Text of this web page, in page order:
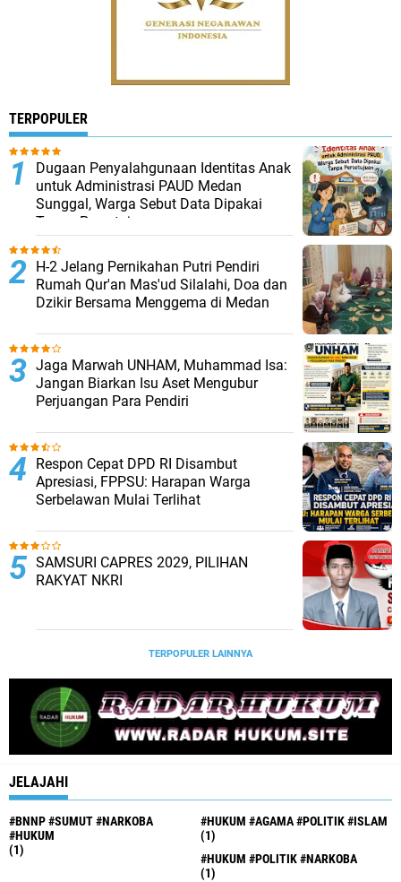
TERPOPULER
Dugaan Penyalahgunaan Identitas Anak
untuk Administrasi PAUD Medan
Sunggal, Warga Sebut Data Dipakai
Tanpa Persetujuan
H-2 Jelang Pernikahan Putri Pendiri
Rumah Qur'an Mas'ud Silalahi, Doa dan
Dzikir Bersama Menggema di Medan
Jaga Marwah UNHAM, Muhammad Isa:
Jangan Biarkan Isu Aset Mengubur
Perjuangan Para Pendiri
Respon Cepat DPD RI Disambut
Apresiasi, FPPSU: Harapan Warga
Serbelawan Mulai Terlihat
SAMSURI CAPRES 2029, PILIHAN
RAKYAT NKRI
TERPOPULER LAINNYA
JELAJAHI
#BNNP #SUMUT #NARKOBA
#HUKUM
(1)
#HUKUM #AGAMA #POLITIK #ISLAM
(1)
#HUKUM #POLITIK #NARKOBA
(1)